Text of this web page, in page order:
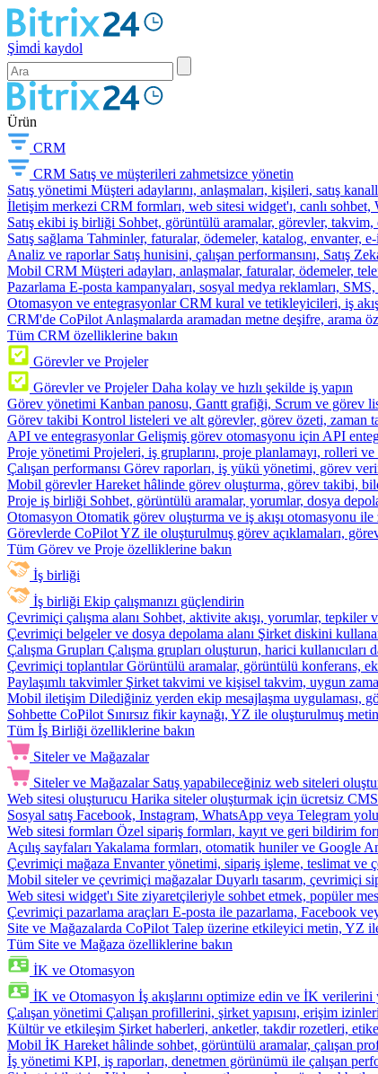
Şi̇mdi̇ kaydol
Ürün
CRM
CRM Satış ve müşterileri zahmetsizce yönetin
Satış yönetimi Müşteri adaylarını, anlaşmaları, kişileri, satış
İletişim merkezi CRM formları, web sitesi widget'ı, canlı
Satış ekibi iş birliği Sohbet, görüntülü aramalar, görevler, takvim,
Satış sağlama Tahminler, faturalar, ödemeler, katalog, envanter,
Analiz ve raporlar Satış hunisini, çalışan performansını, Satış
Mobil CRM Müşteri adayları, anlaşmalar, faturalar, ödemeler,
Pazarlama E-posta kampanyaları, sosyal medya reklamları, SMS,
Otomasyon ve entegrasyonlar CRM kural ve tetikleyicileri, iş
CRM'de CoPilot Anlaşmalarda aramadan metne deşifre, arama
Tüm CRM özelliklerine bakın
Görevler ve Projeler
Görevler ve Projeler Daha kolay ve hızlı şekilde iş yapın
Görev yönetimi Kanban panosu, Gantt grafiği, Scrum ve görev
Görev takibi Kontrol listeleri ve alt görevler, görev özeti, zaman
API ve entegrasyonlar Gelişmiş görev otomasyonu için API
Proje yönetimi Projeleri, iş gruplarını, proje planlamayı, rolleri
Çalışan performansı Görev raporları, iş yükü yönetimi, görev
Mobil görevler Hareket hâlinde görev oluşturma, görev takibi,
Proje iş birliği Sohbet, görüntülü aramalar, yorumlar, dosya
Otomasyon Otomatik görev oluşturma ve iş akışı otomasyonu
Görevlerde CoPilotYZ ile oluşturulmuş görev açıklamaları,
Tüm Görev ve Proje özelliklerine bakın
İş birliği
İş birliği Ekip çalışmanızı güçlendirin
Çevrimiçi çalışma alanı Sohbet, aktivite akışı, yorumlar, tepkiler
Çevrimiçi belgeler ve dosya depolama alanı Şirket diskini
Çalışma Grupları Çalışma grupları oluşturun, harici
Çevrimiçi toplantılar Görüntülü aramalar, görüntülü konferans,
Paylaşımlı takvimler Şirket takvimi ve kişisel takvim, uygun
Mobil iletişim Dilediğiniz yerden ekip mesajlaşma uygulaması,
Sohbette CoPilot Sınırsız fikir kaynağı, YZ ile oluşturulmuş
Tüm İş Birliği özelliklerine bakın
Siteler ve Mağazalar
Siteler ve Mağazalar Satış yapabileceğiniz web siteleri
Web sitesi oluşturucu Harika siteler oluşturmak için ücretsiz
Sosyal satış Facebook, Instagram, WhatsApp veya Telegram
Web sitesi formları Özel sipariş formları, kayıt ve geri bildirim
Açılış sayfaları Yakalama formları, otomatik huniler ve Google
Çevrimiçi mağaza Envanter yönetimi, sipariş işleme, teslimat ve
Mobil siteler ve çevrimiçi mağazalar Duyarlı tasarım, çevrimiçi
Web sitesi widget'ı Site ziyaretçileriyle sohbet etmek, popüler
Çevrimiçi pazarlama araçları E-posta ile pazarlama, Facebook
Site ve Mağazalarda CoPilot Talep üzerine etkileyici metin, YZ
Tüm Site ve Mağaza özelliklerine bakın
İK ve Otomasyon
İK ve Otomasyon İş akışlarını optimize edin ve İK verilerini
Çalışan yönetimi Çalışan profillerini, şirket yapısını, erişim
Kültür ve etkileşim Şirket haberleri, anketler, takdir rozetleri,
Mobil İK Hareket hâlinde sohbet, görüntülü aramalar, çalışan
İş yönetimi KPI, iş raporları, denetmen görünümü ile çalışan